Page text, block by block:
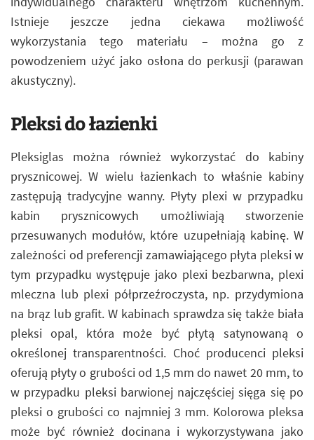
Istnieje jeszcze jedna ciekawa możliwość
wykorzystania tego materiału – można go z
powodzeniem użyć jako osłona do perkusji (parawan
akustyczny).
Pleksi do łazienki
Pleksiglas można również wykorzystać do kabiny
prysznicowej. W wielu łazienkach to właśnie kabiny
zastępują tradycyjne wanny. Płyty plexi w przypadku
kabin prysznicowych umożliwiają stworzenie
przesuwanych modułów, które uzupełniają kabinę. W
zależności od preferencji zamawiającego płyta pleksi w
tym przypadku występuje jako plexi bezbarwna, plexi
mleczna lub plexi półprzeźroczysta, np. przydymiona
na brąz lub grafit. W kabinach sprawdza się także biała
pleksi opal, która może być płytą satynowaną o
określonej transparentności. Choć producenci pleksi
oferują płyty o grubości od 1,5 mm do nawet 20 mm, to
w przypadku pleksi barwionej najczęściej sięga się po
pleksi o grubości co najmniej 3 mm. Kolorowa pleksa
może być również docinana i wykorzystywana jako